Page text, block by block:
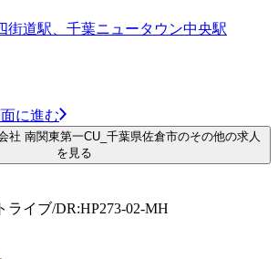
街道駅、千葉ニュータウン中央駅
に進む
社 南関東第一CU_千葉県佐倉市のその他の求人
を見る
イブ/DR:HP273-02-MH